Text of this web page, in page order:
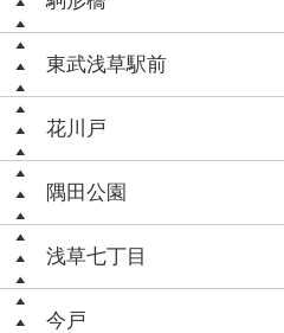
東武浅草駅前
花川戸
隅田公園
浅草七丁目
今戸